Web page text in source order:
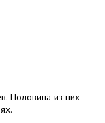
Половина из них